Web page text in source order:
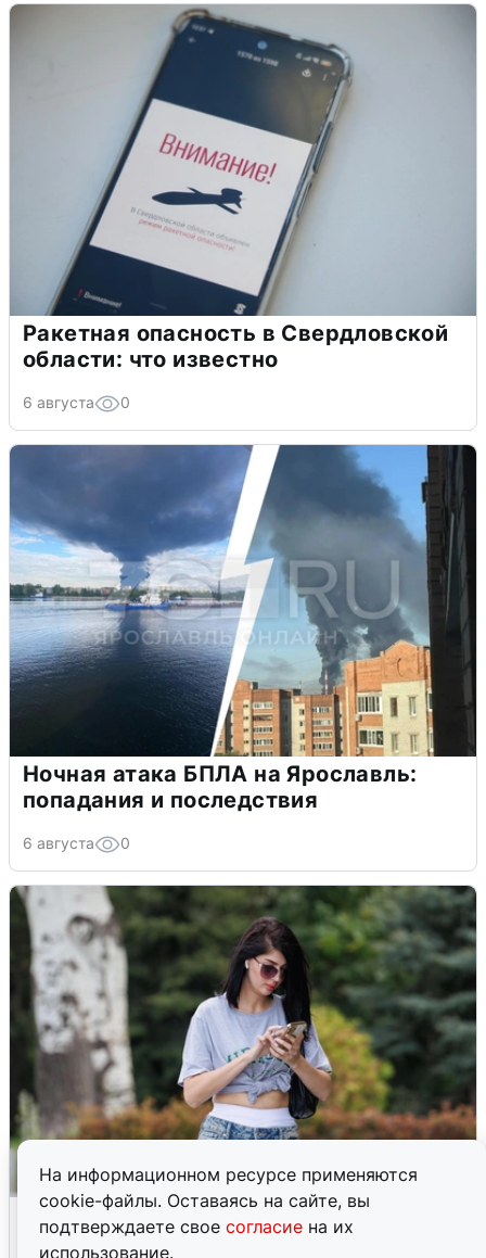
На информационном ресурсе применяются
cookie-файлы. Оставаясь на сайте, вы
подтверждаете свое согласие на их
использование.
Ракетная опасность в Свердловской
области: что известно
6 августа 0
Ночная атака БПЛА на Ярославль:
попадания и последствия
6 августа 0
Волгоградцы остались без
мобильного интернета